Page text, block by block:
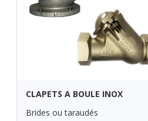
CLAPETS A BOULE INOX
Brides ou taraudés